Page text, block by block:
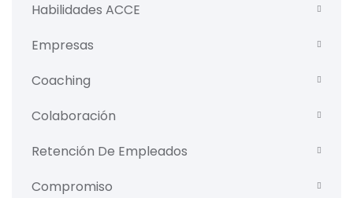
Habilidades ACCE
Empresas
Coaching
Colaboración
Retención De Empleados
Compromiso